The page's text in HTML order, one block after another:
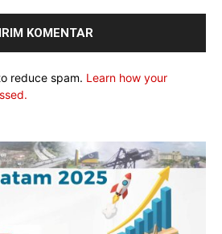
reduce spam. Learn how your